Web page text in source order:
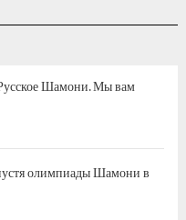
Шамони. Мы вам
олимпиады Шамони в